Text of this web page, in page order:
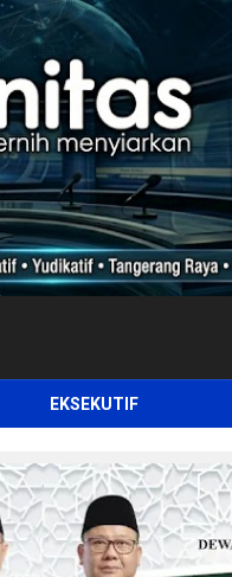
EKSEKUTIF